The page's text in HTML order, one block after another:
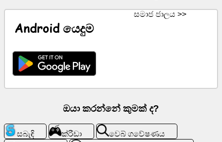
විකි
සම්බන්ධතා
Android යෙදුම
සමාජ ජාලය >>
ඔයා කරන්නේ කුමක් ද?
සබැඳි ක්රීඩා
වෙබ් ගවේෂණය